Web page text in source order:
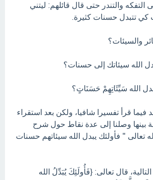
التفكه والتندر حتى قال قائلهم: ليتني
كي تتبدل حسنات كثيرة.
والسيئات؟
الله سيئاتك إلى حسنات؟
الله سَيِّئَاتِهِمْ حَسَنَاتٍ؟
قرأ تفسيرا شافيا، ولكن بعد استقراء
بينها وصلنا إلى عدة نقاط حول شرح
تعالى " فأولئك يبدل الله سيئاتهم حسنات
قال تعالى: {فَأُولَئِكَ يُبَدِّلُ الله